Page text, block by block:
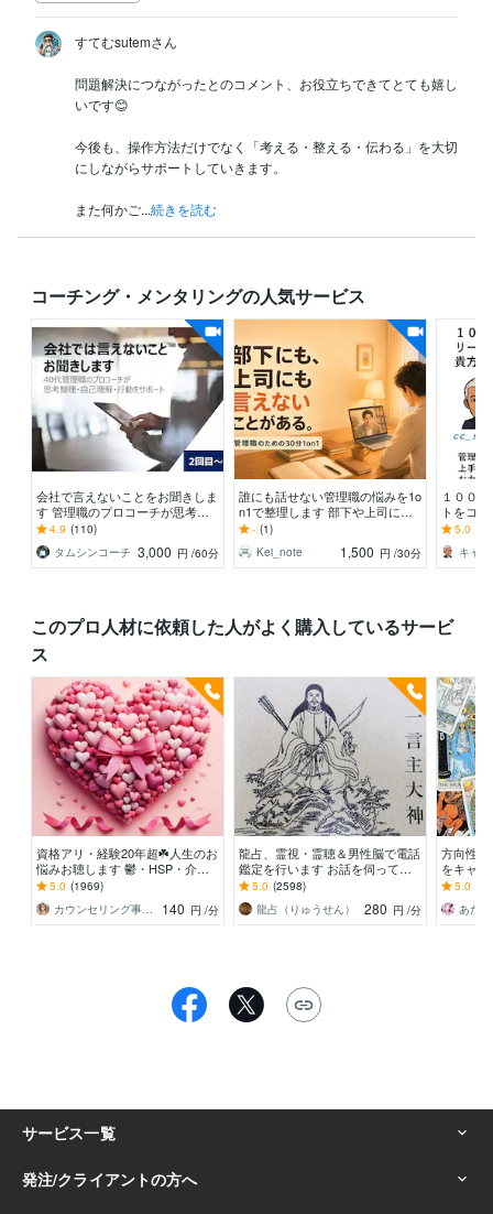
すてむsutemさん
問題解決につながったとのコメント、お役立ちできてとても嬉し
いです😊
今後も、操作方法だけでなく「考える・整える・伝わる」を大切
にしながらサポートしていきます。
また何かご...続きを読む
コーチング・メンタリングの人気サービス
会社で言えないことをお聞きしま
す 管理職のプロコーチが思考整
理・自己理解・行動をサポート
4.9 (110)
タムシンコーチ 3,000 円 /60分
誰にも話せない管理職の悩みを1o
n1で整理します 部下や上司に言
えないことを、現役管理職と話す
30分です。
- (1)
Kei_note
1,500 円 /30分
１００
トをコ
との関
になれ
5.0
このプロ人材に依頼した人がよく購入しているサービ
ス
資格アリ・経験20年超☘️人生のお
悩みお聴します 鬱・HSP・介護
障害・毒親・恋愛・仕事・育児・
占い依存etc
5.0 (1969)
140 円 /分
龍占、霊視・霊聴＆男性脳で電話
鑑定を行います お話を伺ってい
る途中で「なんで分かるんです
か？」と言われます
5.0 (2598)
龍占（りゅうせん）
280 円 /分
方向性
をキャ
成長の
やすく
5.0
あた